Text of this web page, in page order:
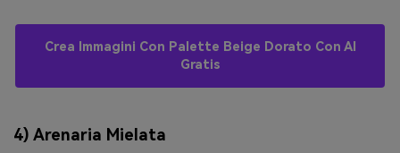
Crea Immagini Con Palette Beige Dorato Con AI
Gratis
4) Arenaria Mielata